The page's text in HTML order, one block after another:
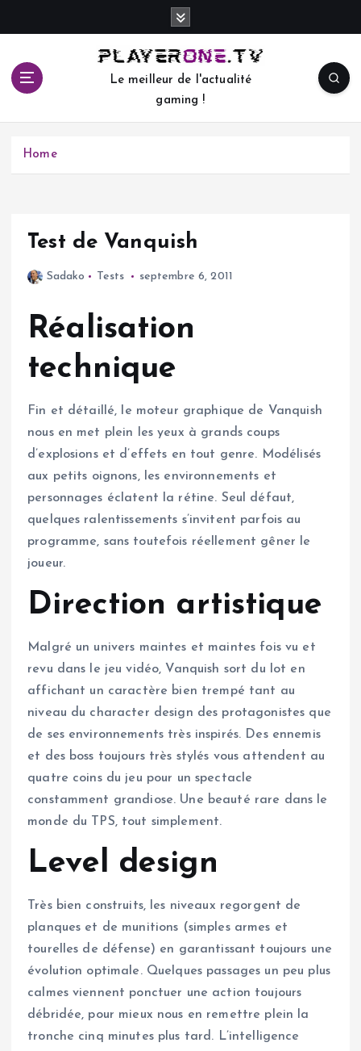
c
Le meilleur de l'actualité
gaming !
Home
Test de Vanquish
Sadako Tests septembre 6, 2011
Réalisation
technique
Fin et détaillé, le moteur graphique de Vanquish
nous en met plein les yeux à grands coups
d’explosions et d’effets en tout genre. Modélisés
aux petits oignons, les environnements et
personnages éclatent la rétine. Seul défaut,
quelques ralentissements s’invitent parfois au
programme, sans toutefois réellement gêner le
joueur.
Direction artistique
Malgré un univers maintes et maintes fois vu et
revu dans le jeu vidéo, Vanquish sort du lot en
affichant un caractère bien trempé tant au
niveau du character design des protagonistes que
de ses environnements très inspirés. Des ennemis
et des boss toujours très stylés vous attendent au
quatre coins du jeu pour un spectacle
constamment grandiose. Une beauté rare dans le
monde du TPS, tout simplement.
Level design
Très bien construits, les niveaux regorgent de
planques et de munitions (simples armes et
tourelles de défense) en garantissant toujours une
évolution optimale. Quelques passages un peu plus
calmes viennent ponctuer une action toujours
débridée, pour mieux nous en remettre plein la
tronche cinq minutes plus tard. L’intelligence